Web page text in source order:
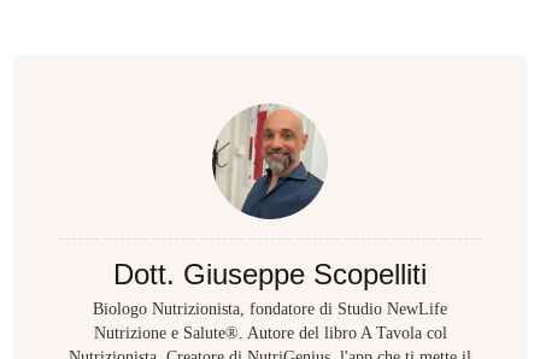
Dott. Giuseppe Scopelliti
Biologo Nutrizionista, fondatore di Studio NewLife
Nutrizione e Salute®. Autore del libro A Tavola col